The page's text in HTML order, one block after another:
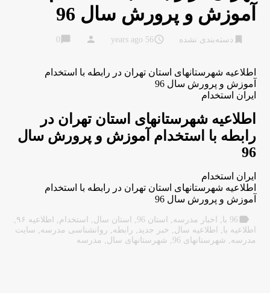
آموزش و پرورش سال 96
دسته‌بندی نشده access_time
56 years ago
person
chat_bubble
اطلاعیه شهرستانهای استان تهران در رابطه با استخدام
آموزش و پرورش سال 96
ایران استخدام
اطلاعیه شهرستانهای استان تهران در
رابطه با استخدام آموزش و پرورش سال
96
ایران استخدام
اطلاعیه شهرستانهای استان تهران در رابطه با استخدام
آموزش و پرورش سال 96
label 96 با , اخبار مدرسه, استان 96 , استان سال , استخدام , اطلاعیه ۹۶
,
اطلاعیه با , اطلاعیه سال , خبر جدید, رابطه, روانشناسی مدرسه, سایت
مدرسه, شهرستانهای 96 , شهرستانهای سال , مدرسه